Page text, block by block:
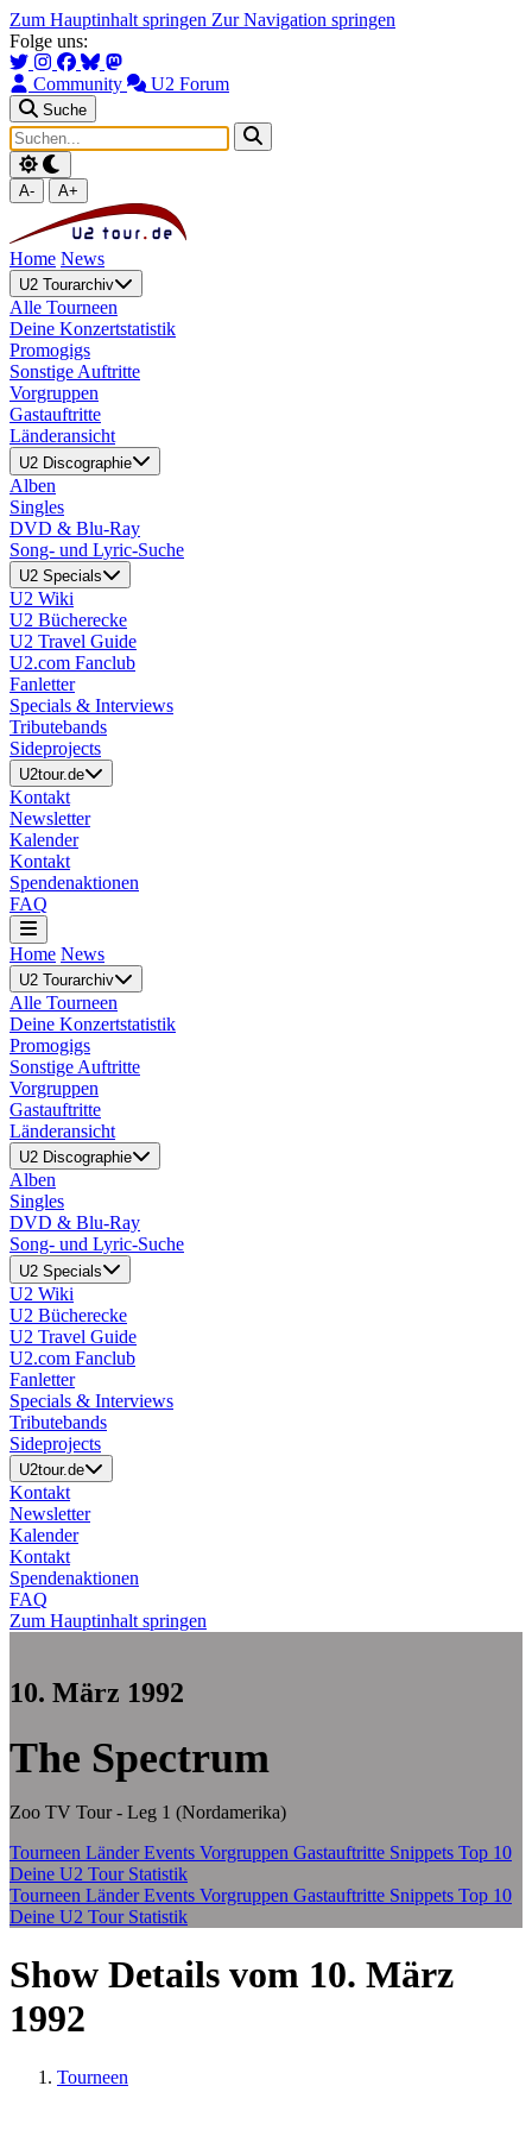
Zum Hauptinhalt springen Zur Navigation springen
Folge uns:
Community U2 Forum
Suche
A- A+
Home News
U2 Tourarchiv
Alle Tourneen
Deine Konzertstatistik
Promogigs
Sonstige Auftritte
Vorgruppen
Gastauftritte
Länderansicht
U2 Discographie
Alben
Singles
DVD & Blu-Ray
Song- und Lyric-Suche
U2 Specials
U2 Wiki
U2 Bücherecke
U2 Travel Guide
U2.com Fanclub
Fanletter
Specials & Interviews
Tributebands
Sideprojects
U2tour.de
Kontakt
Newsletter
Kalender
Kontakt
Spendenaktionen
FAQ
Home News
U2 Tourarchiv
Alle Tourneen
Deine Konzertstatistik
Promogigs
Sonstige Auftritte
Vorgruppen
Gastauftritte
Länderansicht
U2 Discographie
Alben
Singles
DVD & Blu-Ray
Song- und Lyric-Suche
U2 Specials
U2 Wiki
U2 Bücherecke
U2 Travel Guide
U2.com Fanclub
Fanletter
Specials & Interviews
Tributebands
Sideprojects
U2tour.de
Kontakt
Newsletter
Kalender
Kontakt
Spendenaktionen
FAQ
Zum Hauptinhalt springen
10. März 1992
The Spectrum
Zoo TV Tour - Leg 1 (Nordamerika)
Tourneen LänderEvents Vorgruppen Gastauftritte Snippets Top 10
Deine U2 Tour Statistik
Tourneen LänderEvents Vorgruppen Gastauftritte Snippets Top 10
Deine U2 Tour Statistik
Show Details vom 10. März
1992
Tourneen